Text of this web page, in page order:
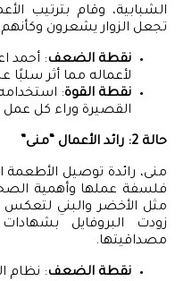
الشبابية، وقام بترتيب
تجعل الزوار يشعرون
نقطة الضعف: أحمد
لأعماله مما أثر
نقطة القوة:
القصيرة وراء كل عمل
حالة 2: رائد الأعمال “منى”
منى، رائدة توصيل الأطعمة
فلسفة عملها وأهمية
مثل الأخضر والبني لتعكس
زودت البروفايل
مصداقيتها.
نقطة الضعف: نظام